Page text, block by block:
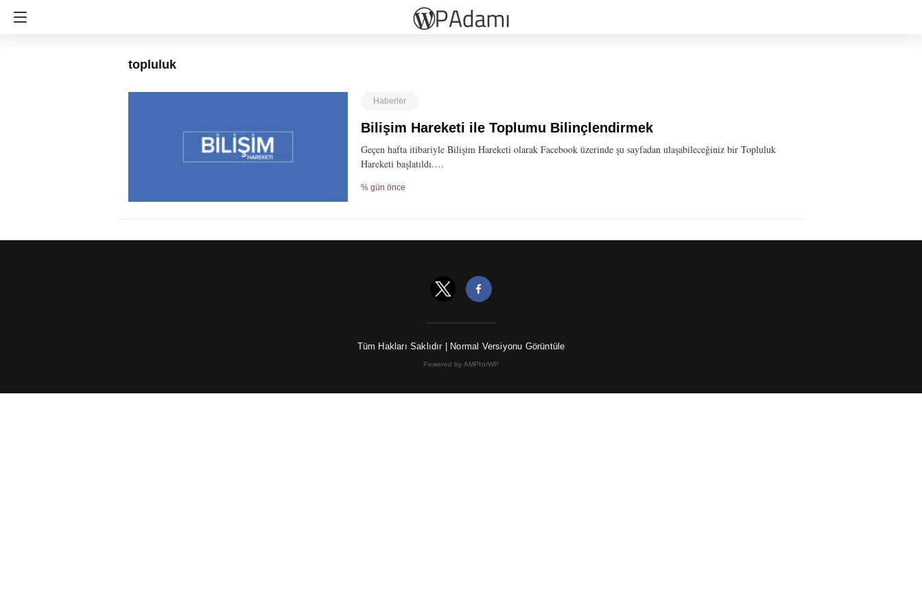
topluluk
Haberler
Bilişim Hareketi ile Toplumu Bilinçlendirmek
Geçen hafta itibariyle Bilişim Hareketi olarak Facebook üzerinde şu sayfadan ulaşabileceğiniz bir Topluluk
Hareketi başlatıldı.…
% gün önce
Tüm Hakları Saklıdır | Normal Versiyonu Görüntüle
Powered by AMPforWP